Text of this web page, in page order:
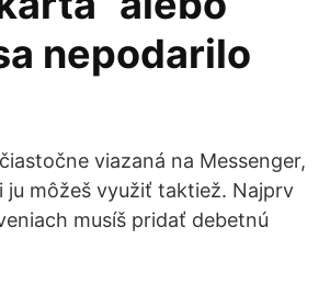
nepodarilo
viazaná na Messenger,
ju môžeš využiť taktiež. Najprv
musíš pridať debetnú